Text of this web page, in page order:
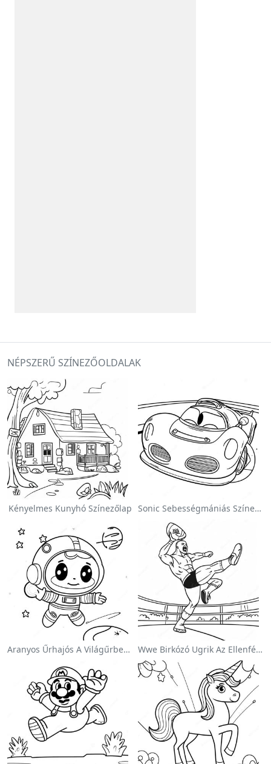
NÉPSZERŰ SZÍNEZŐOLDALAK
Kényelmes Kunyhó Színezőlap Sonic Sebességmániás Színezőlap
Aranyos Űrhajós A Világűrben Színezőlap Wwe Birkózó Ugrik Az Ellenfélre Színezőlap